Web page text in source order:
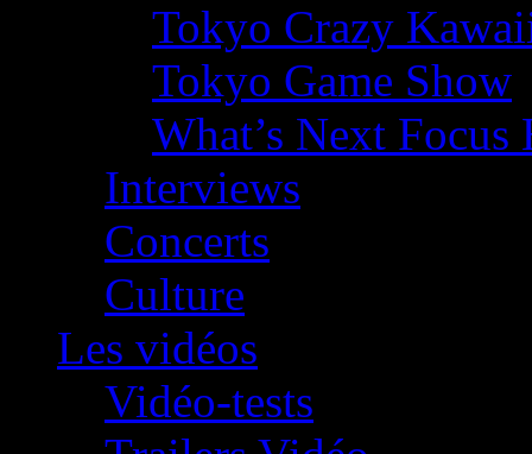
Tokyo Crazy
Tokyo Game Show
What’s Next
Interviews
Concerts
Culture
Les vidéos
Vidéo-tests